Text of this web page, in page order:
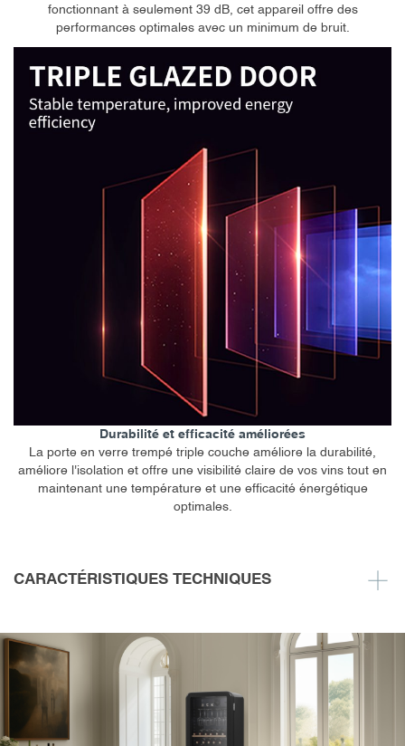
fonctionnant à seulement 39 dB, cet appareil offre des
performances optimales avec un minimum de bruit.
Durabilité et efficacité améliorées
La porte en verre trempé triple couche améliore la durabilité,
améliore l'isolation et offre une visibilité claire de vos vins tout en
maintenant une température et une efficacité énergétique
optimales.
CARACTÉRISTIQUES TECHNIQUES